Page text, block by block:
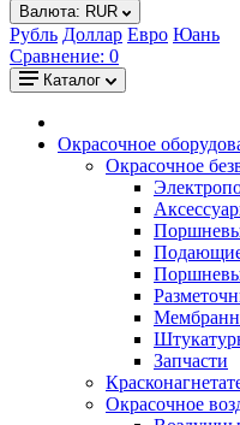
Валюта: RUR
Рубль Доллар Евро Юань
Сравнение: 0
Каталог
Окрасочное
Окрасочное
Запчасти
Окрасочное